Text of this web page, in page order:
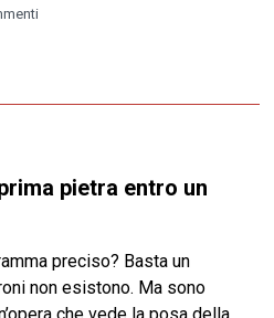
pietra entro un
preciso? Basta un
non esistono. Ma sono
che vede la posa della